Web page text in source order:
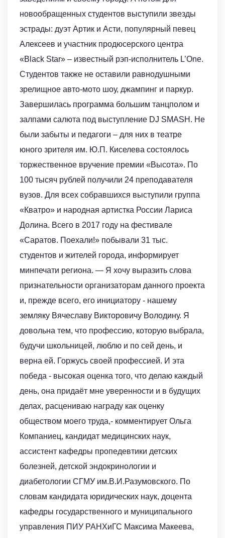
новообращенных студентов выступили звезды
эстрады: дуэт Артик и Асти, популярный певец
Алексеев и участник продюсерского центра
«Black Star» – известный рэп-исполнитель L’Оne.
Студентов также не оставили равнодушными
зрелищное авто-мото шоу, джампинг и паркур.
Завершилась программа большим танцполом и
залпами салюта под выступление DJ SMASH. Не
были забыты и педагоги – для них в театре
юного зрителя им. Ю.П. Киселева состоялось
торжественное вручение премии «Высота». По
100 тысяч рублей получили 24 преподавателя
вузов. Для всех собравшихся выступили группа
«Кватро» и народная артистка России Лариса
Долина. Всего в 2017 году на фестивале
«Саратов. Поехали!» побывали 31 тыс.
студентов и жителей города, информирует
минпечати региона. — Я хочу выразить слова
признательности организаторам данного проекта
и, прежде всего, его инициатору - нашему
земляку Вячеславу Викторовичу Володину. Я
довольна тем, что профессию, которую выбрала,
будучи школьницей, люблю и по сей день, и
верна ей. Горжусь своей профессией. И эта
победа - высокая оценка того, что делаю каждый
день, она придаёт мне уверенности и в будущих
делах, расцениваю награду как оценку
обществом моего труда,- комментирует Ольга
Компаниец, кандидат медицинских наук,
ассистент кафедры пропедевтики детских
болезней, детской эндокринологии и
диабетологии СГМУ им.В.И.Разумовского. По
словам кандидата юридических наук, доцента
кафедры государственного и муниципального
управления ПИУ РАНХиГС Максима Макеева,